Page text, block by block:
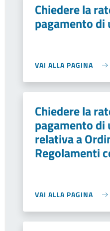
Chiedere la
pagamento
VAI ALLA PAGINA
Chiedere la
pagamento di
relativa a
Regolamenti
VAI ALLA PAGINA